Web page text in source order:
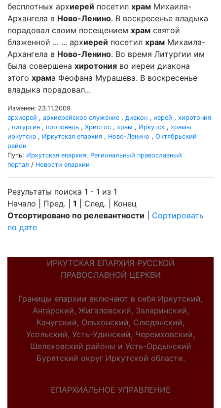
бесплотных архиерей посетил храм Михаила-
Архангела в Ново-Ленино. В воскресенье владыка
порадовал своим посещением храм святой
блаженной ... ... архиерей посетил храм Михаила-
Архангела в Ново-Ленино. Во время Литургии им
была совершена хиротония во иереи диакона
этого храма Феофана Мурашева. В воскресенье
владыка порадовал...
Изменен: 23.11.2009
архиерей , архиерейское служение , диакон , иерей , хиротония
, литургия , проповедь , Христос , храм , Иркутск , храмы
иркутска , Иркутская епархия , Ново-Ленино , Октябрьский
район
Путь: Иркутская епархия. Региональный православный
портал / Новости епархии
Результаты поиска 1 - 1 из 1
Начало | Пред. | 1 | След. | Конец
Отсортировано по релевантности
Сортировать
по дате
ИРКУТСКАЯ ЕПАРХИЯ РУССКОЙ
ПРАВОСЛАВНОЙ ЦЕРКВИ
Границы епархии включают в себя Иркутский,
Ангарский, Жигаловский, Заларинский,
Качугский, Ольхонский, Слюдянский,
Усольский, Усть-Удинский, Черемховский,
Шелеховский районы и Усть-Ордынский
Бурятский округ Иркутской области.
ЕПАРХИАЛЬНОЕ УПРАВЛЕНИЕ